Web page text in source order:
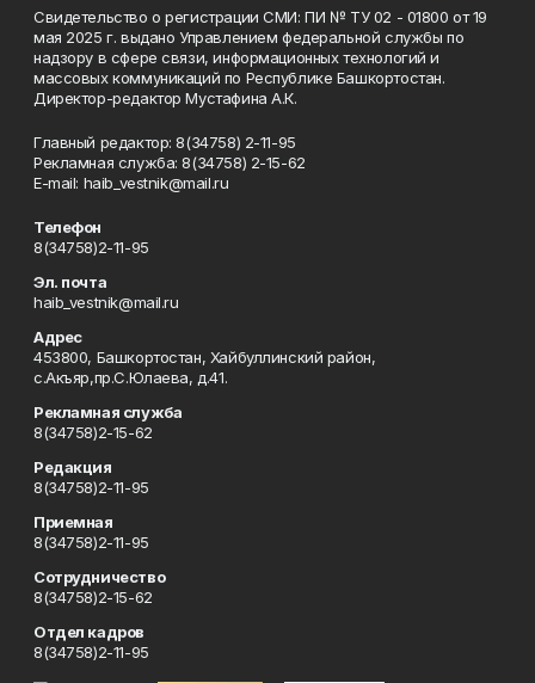
Свидетельство о регистрации СМИ: ПИ № ТУ 02 - 01800 от 19
мая 2025 г. выдано Управлением федеральной службы по
надзору в сфере связи, информационных технологий и
массовых коммуникаций по Республике Башкортостан.
Директор-редактор Мустафина А.К.
Главный редактор: 8(34758) 2-11-95
Рекламная служба: 8(34758) 2-15-62
Е-mаil: haib_vestnik@mail.ru
Телефон
8(34758)2-11-95
Эл. почта
haib_vestnik@mail.ru
Адрес
453800, Башкортостан, Хайбуллинский район,
с.Акъяр,пр.С.Юлаева, д.41.
Рекламная служба
8(34758)2-15-62
Редакция
8(34758)2-11-95
Приемная
8(34758)2-11-95
Сотрудничество
8(34758)2-15-62
Отдел кадров
8(34758)2-11-95